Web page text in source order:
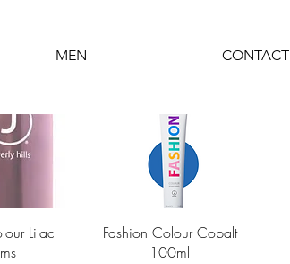
MEN CONTACT
Lilac
Schnellansicht
Fashion Colour Cobalt
100ml